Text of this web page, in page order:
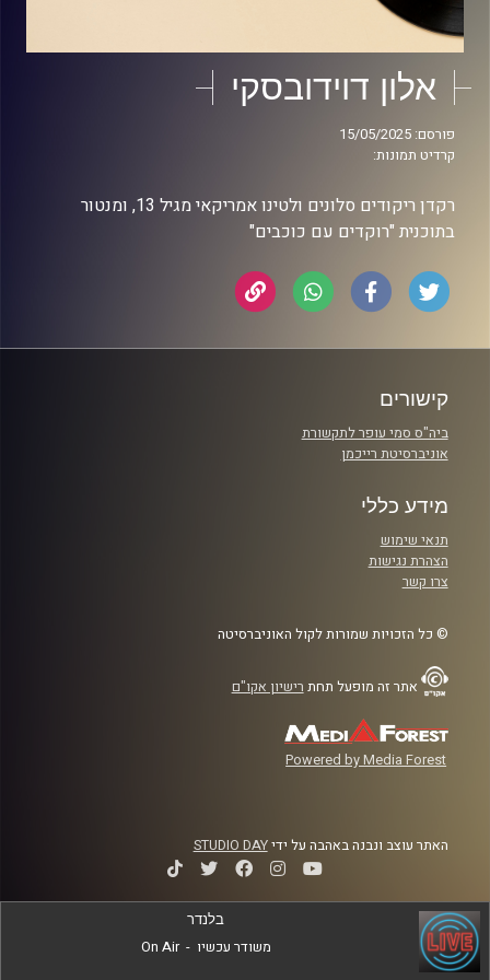
אלון דוידובסקי
פורסם: 15/05/2025
קרדיט תמונות:
רקדן ריקודים סלונים ולטינו אמריקאי מגיל 13, ומנטור
בתוכנית "רוקדים עם כוכבים"
קישורים
ביה"ס סמי עופר לתקשורת
אוניברסיטת רייכמן
מידע כללי
תנאי שימוש
הצהרת נגישות
צרו קשר
© כל הזכויות שמורות לקול האוניברסיטה
אתר זה מופעל תחת רישיון אקו"ם
Powered by Media Forest
האתר עוצב ונבנה באהבה על ידיSTUDIO DAY
בלנדר
משודר עכשיו -
On Air